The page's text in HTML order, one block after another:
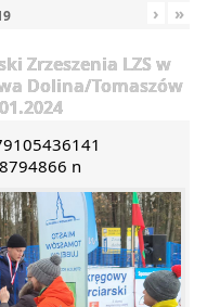
› »
Zrzeszenia LZS w
Dolina/Tomaszów
n